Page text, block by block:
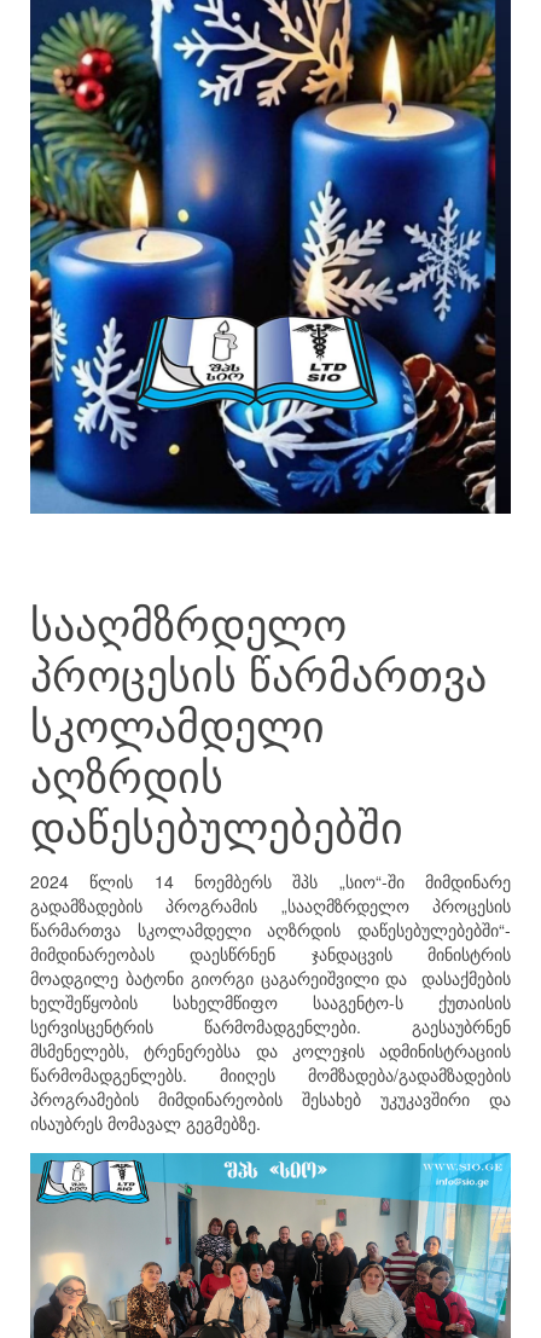
სააღმზრდელო
პროცესის წარმართვა
სკოლამდელი
აღზრდის
დაწესებულებებში
2024 წლის 14 ნოემბერს შპს „სიო“-ში მიმდინარე
გადამზადების პროგრამის „სააღმზრდელო პროცესის
წარმართვა სკოლამდელი აღზრდის დაწესებულებებში“-
მიმდინარეობას დაესწრნენ ჯანდაცვის მინისტრის
მოადგილე ბატონი გიორგი ცაგარეიშვილი და დასაქმების
ხელშეწყობის სახელმწიფო სააგენტო-ს ქუთაისის
სერვისცენტრის წარმომადგენლები. გაესაუბრნენ
მსმენელებს, ტრენერებსა და კოლეჯის ადმინისტრაციის
წარმომადგენლებს. მიიღეს მომზადება/გადამზადების
პროგრამების მიმდინარეობის შესახებ უკუკავშირი და
ისაუბრეს მომავალ გეგმებზე.